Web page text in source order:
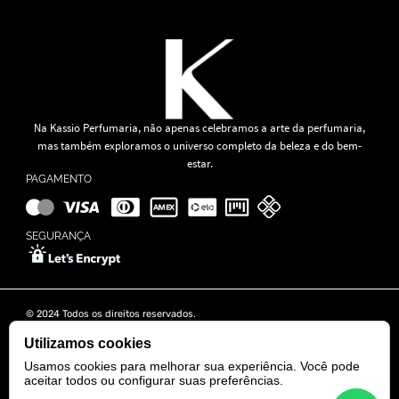
Na Kassio Perfumaria, não apenas celebramos a arte da perfumaria,
mas também exploramos o universo completo da beleza e do bem-
estar.
PAGAMENTO
SEGURANÇA
© 2024 Todos os direitos reservados.
Rua Tapajós n° 481- Edifício B&B Business - 7° Andar - Vila Brasília -
Utilizamos cookies
Usamos cookies para melhorar sua experiência. Você pode
aceitar todos ou configurar suas preferências.